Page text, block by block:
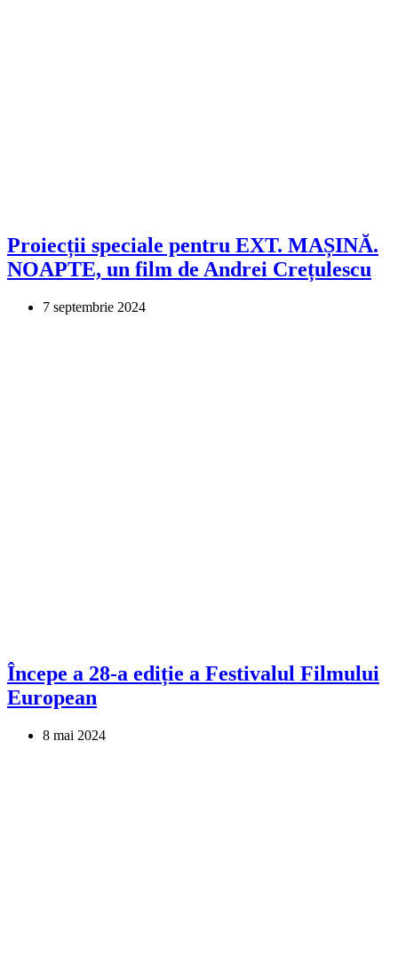
Proiecții speciale pentru EXT. MAȘINĂ.
NOAPTE, un film de Andrei Crețulescu
7 septembrie 2024
Începe a 28-a ediție a Festivalul Filmului
European
8 mai 2024